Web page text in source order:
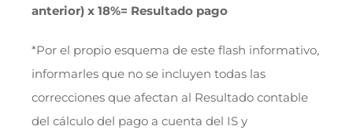
anterior) x 18%= Resultado pago
*Por el propio esquema de este flash informativo,
informarles que no se incluyen todas las
correcciones que afectan al Resultado contable
del cálculo del pago a cuenta del IS y